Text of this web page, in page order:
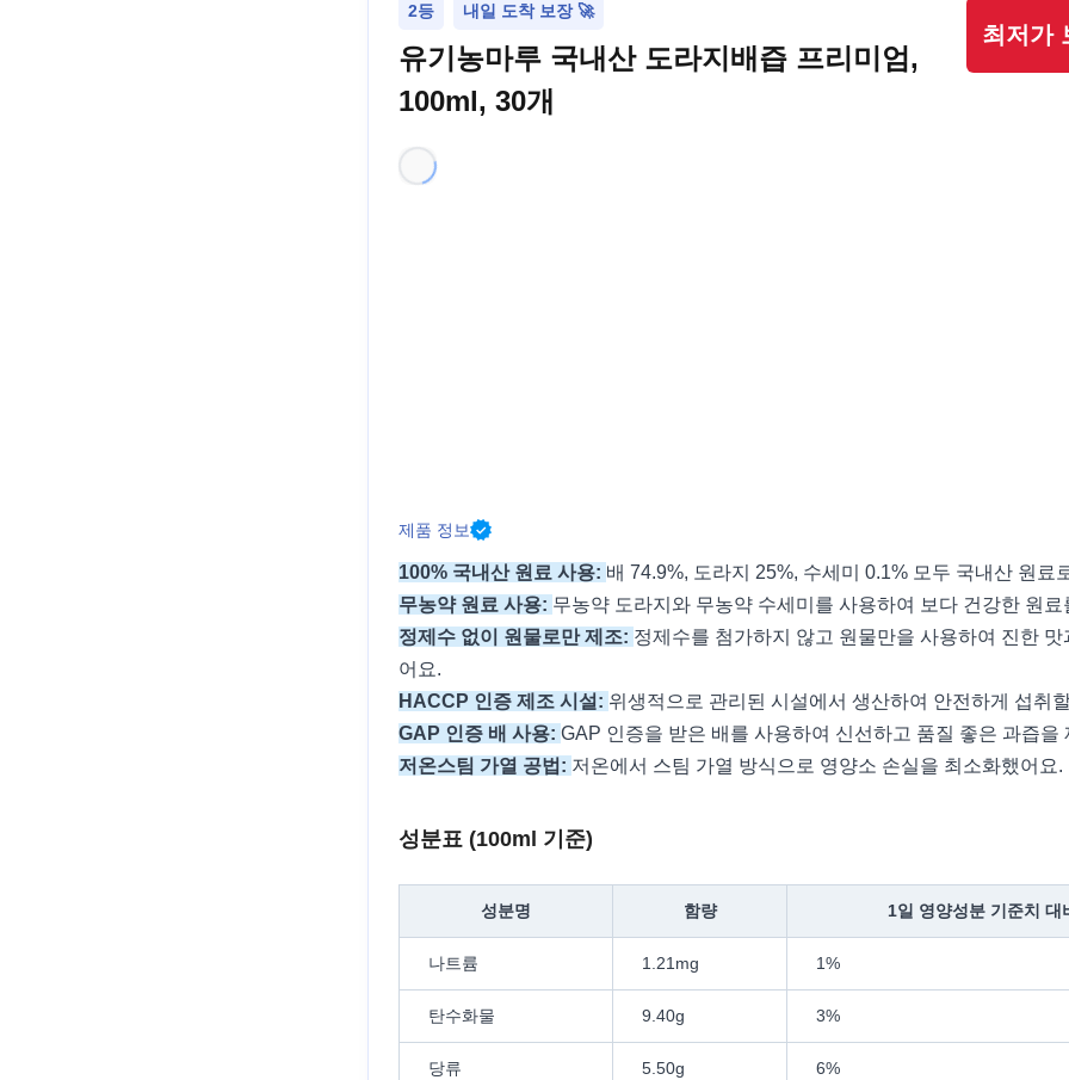
2등 내일 도착 보장 🚀
유기농마루 국내산 도라지배즙 프리미엄,
100ml, 30개
최저가
제품 정보
100% 국내산 원료 사용: 배 74.9%, 도라지 25%, 수세미 0.1% 모두 국내산 원료
무농약 원료 사용: 무농약 도라지와 무농약 수세미를 사용하여 보다 건강한 원
정제수 없이 원물로만 제조: 정제수를 첨가하지 않고 원물만을 사용하여 진한
어요.
HACCP 인증 제조 시설: 위생적으로 관리된 시설에서 생산하여 안전하게 섭취
GAP 인증 배 사용: GAP 인증을 받은 배를 사용하여 신선하고 품질 좋은 과즙을
저온스팀 가열 공법: 저온에서 스팀 가열 방식으로 영양소 손실을 최소화했어요.
성분표 (100ml 기준)
성분명 함량 1일 영양성분 기준치 대
나트륨 1.21mg 1%
탄수화물 9.40g 3%
당류 5.50g 6%